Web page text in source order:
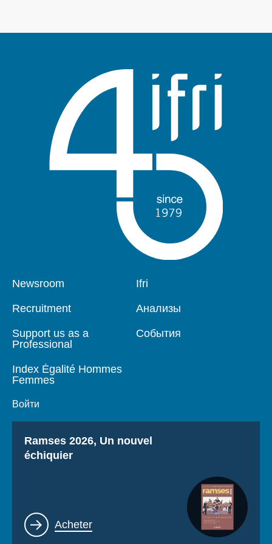
Поддержать Ифри
Pied
Newsroom
Recruitment
Support us as a
Professional
Index Égalité Hommes
Femmes
Войти
Navigation
Ifri
Анализы
События
Titre
Ramses 2026, Un nouvel
échiquier
Lien
Acheter